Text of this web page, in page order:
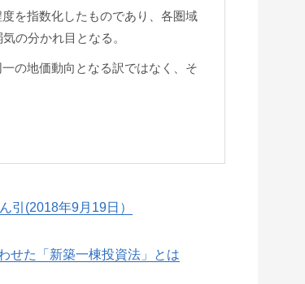
を指数化したものであり、各圏域
の分かれ目となる。
の地価動向となる訳ではなく、そ
引(2018年9月19日）
せた「新築一棟投資法」とは